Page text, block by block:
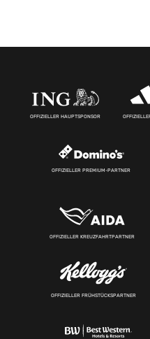
OFFIZIELLER HAUPTSPONSOR
OFFIZIELLER PREMIUM-PARTNER
OFFIZIELLER KREUZFAHRTPARTNER
OFFIZIELLER FRÜHSTÜCKSPARTNER